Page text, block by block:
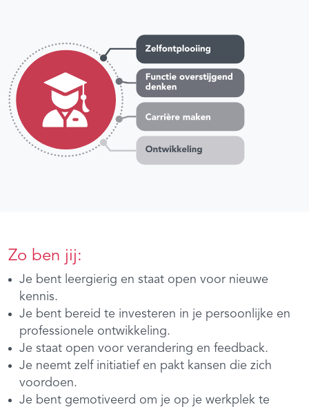
Zo ben jij:
Je bent leergierig en staat open voor nieuwe
kennis.
Je bent bereid te investeren in je persoonlijke en
professionele ontwikkeling.
Je staat open voor verandering en feedback.
Je neemt zelf initiatief en pakt kansen die zich
voordoen.
Je bent gemotiveerd om je op je werkplek te